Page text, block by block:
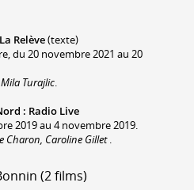
Relève(texte)
du 20 novembre 2021 au 20
Turajlic.
: Radio Live
2019 au 4 novembre 2019.
Charon, Caroline Gillet.
(2 films)